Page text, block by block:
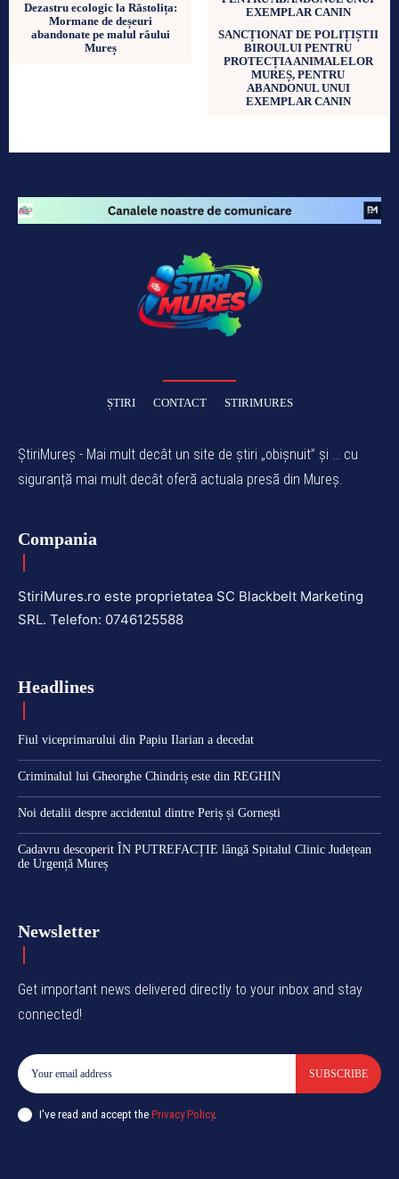
Dezastru ecologic la Răstolița:
Mormane de deșeuri
abandonate pe malul râului
Mureș
SANCȚIONAT DE POLIȚIȘTII
BIROULUI PENTRU
PROTECȚIA ANIMALELOR
MUREȘ, PENTRU
ABANDONUL UNUI
EXEMPLAR CANIN
ȘTIRI CONTACT STIRIMURES
ȘtiriMureș - Mai mult decât un site de știri „obișnuit” și ... cu
siguranță mai mult decât oferă actuala presă din Mureș.
Compania
StiriMures.ro este proprietatea SC Blackbelt Marketing
SRL. Telefon: 0746125588
Headlines
Fiul viceprimarului din Papiu Ilarian a decedat
Criminalul lui Gheorghe Chindriș este din REGHIN
Noi detalii despre accidentul dintre Periș și Gornești
Cadavru descoperit ÎN PUTREFACȚIE lângă Spitalul Clinic Județean
de Urgență Mureș
Newsletter
Get important news delivered directly to your inbox and stay
connected!
SUBSCRIBE
I've read and accept the Privacy Policy.